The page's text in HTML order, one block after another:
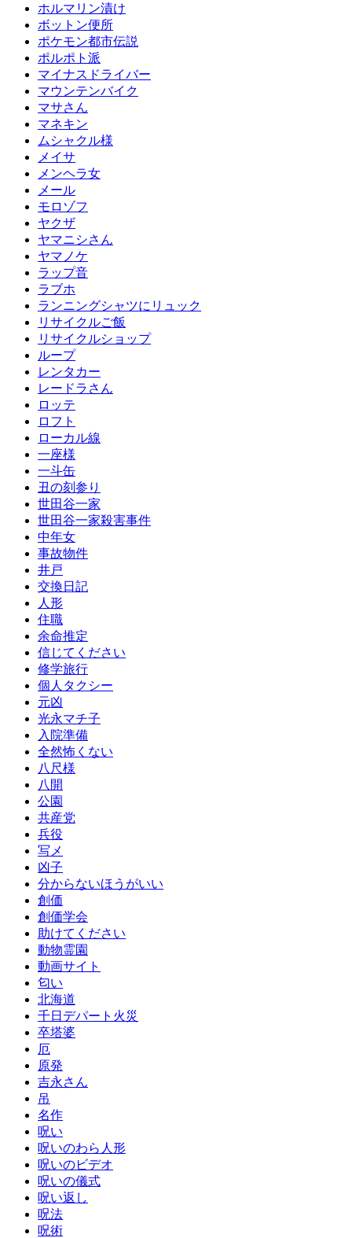
ホルマリン漬け
ボットン便所
ポケモン都市伝説
ポルポト派
マイナスドライバー
マウンテンバイク
マサさん
マネキン
ムシャクル様
メイサ
メンヘラ女
メール
モロゾフ
ヤクザ
ヤマニシさん
ヤマノケ
ラップ音
ラブホ
ランニングシャツにリュック
リサイクルご飯
リサイクルショップ
ループ
レンタカー
レードラさん
ロッテ
ロフト
ローカル線
一座様
一斗缶
丑の刻参り
世田谷一家
世田谷一家殺害事件
中年女
事故物件
井戸
交換日記
人形
住職
余命推定
信じてください
修学旅行
個人タクシー
元凶
光永マチ子
入院準備
全然怖くない
八尺様
八開
公園
共産党
兵役
写メ
凶子
分からないほうがいい
創価
創価学会
助けてください
動物霊園
動画サイト
匂い
北海道
千日デパート火災
卒塔婆
厄
原発
吉永さん
吊
名作
呪い
呪いのわら人形
呪いのビデオ
呪いの儀式
呪い返し
呪法
呪術